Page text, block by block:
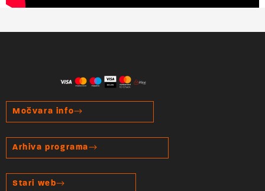
Močvara info
Arhiva programa
Stari web